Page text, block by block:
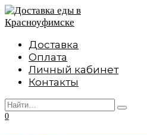
Перейти
к
Доставка
Оплата
Личный кабинет
Контакты
Search
for:
0